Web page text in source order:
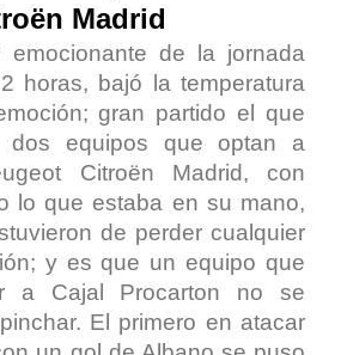
Madrid
emocionante de la jornada
horas, bajó la temperatura
gran partido el que
dos equipos que optan a
Citroën Madrid, con
lo que estaba en su mano,
de perder cualquier
y es que un equipo que
a Cajal Procarton no se
El primero en atacar